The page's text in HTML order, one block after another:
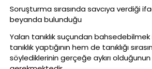
Soruşturma sırasında savcıya verdiği
beyanda bulunduğu
Yalan tanıklık suçundan
tanıklık yaptığının hem de tanıklığı
söylediklerinin gerçeğe aykırı